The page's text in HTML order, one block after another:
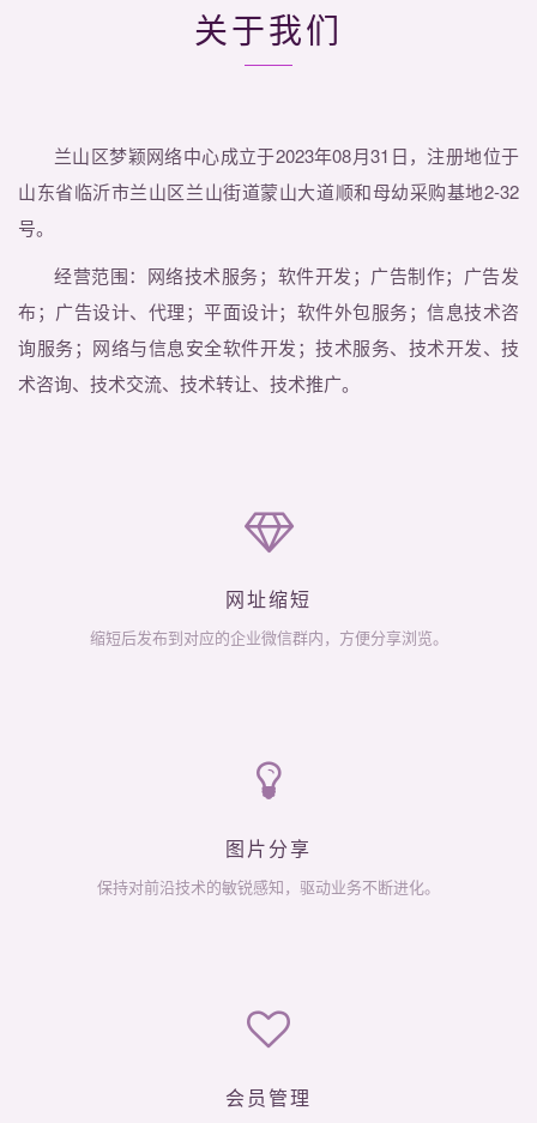
关于我们
兰山区梦颖网络中心成立于2023年08月31日，注册地位于
山东省临沂市兰山区兰山街道蒙山大道顺和母幼采购基地2-32
号。
经营范围：网络技术服务；软件开发；广告制作；广告发
布；广告设计、代理；平面设计；软件外包服务；信息技术咨
询服务；网络与信息安全软件开发；技术服务、技术开发、技
术咨询、技术交流、技术转让、技术推广。
网址缩短
缩短后发布到对应的企业微信群内，方便分享浏览。
图片分享
保持对前沿技术的敏锐感知，驱动业务不断进化。
会员管理